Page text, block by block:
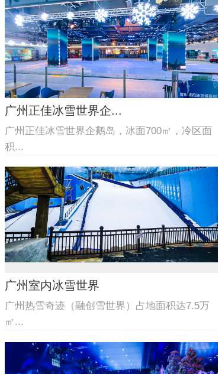
广州正佳冰雪世界企...
广州正佳冰雪世界企鹅岛，冰面700㎡，冷区面
积...
广州室内冰雪世界
广州热雪奇迹（融创雪世界）占地面积达7.5万
㎡...